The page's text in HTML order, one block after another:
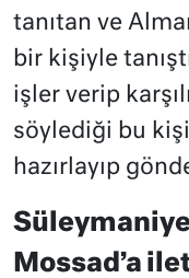
tanıtan ve
bir kişiyle
işler verip
söylediği bu
hazırlayıp
Mossad’a